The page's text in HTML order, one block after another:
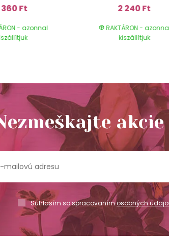
360 Ft
- azonnal
2 240 Ft
RAKTÁRON -
kiszállítjuk
akcie
Súhlasím so spracovanímosobných